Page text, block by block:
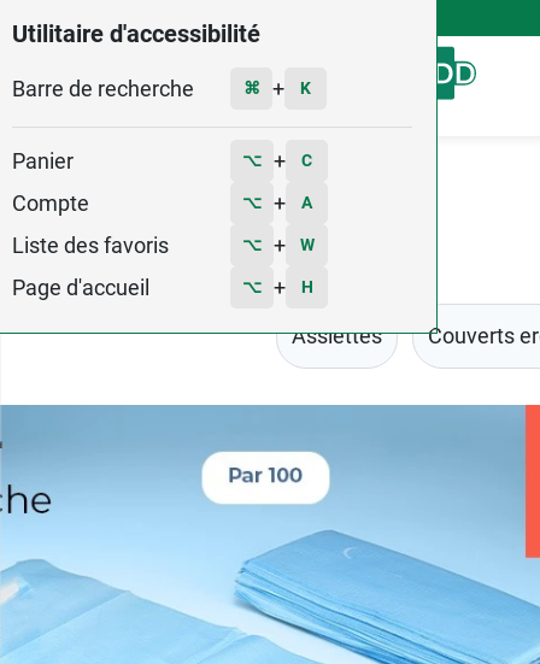
Utilitaire d'accessibilité
Barre de recherche ⌘ + K
Panier ⌥ + C
Compte ⌥ + A
Liste des favoris ⌥ + W
Page d'accueil ⌥ + H
Menu
Assiettes Couverts